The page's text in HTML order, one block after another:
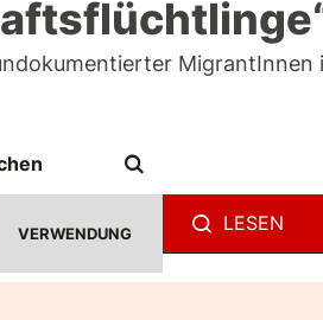
MigrantInnen
VERWENDUNG LESEN